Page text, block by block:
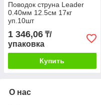
Поводок струна Leader
0.40мм 12.5см 17кг
уп.10шт
1 346,06 ₸/
упаковка
Купить
О нас